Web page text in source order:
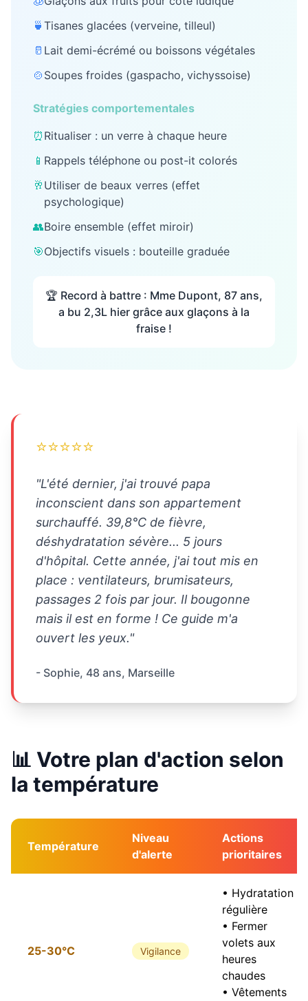
🍵 Tisanes glacées (verveine, tilleul)
🥛 Lait demi-écrémé ou boissons végétales
🍲 Soupes froides (gaspacho, vichyssoise)
Stratégies comportementales
⏰ Ritualiser : un verre à chaque heure
📱 Rappels téléphone ou post-it colorés
🥂 Utiliser de beaux verres (effet
psychologique)
👥Boire ensemble (effet miroir)
🎯Objectifs visuels : bouteille graduée
🏆 Record à battre : Mme Dupont, 87 ans,
a bu 2,3L hier grâce aux glaçons à la
fraise !
⭐⭐⭐⭐⭐
"L'été dernier, j'ai trouvé papa
inconscient dans son appartement
surchauffé. 39,8°C de fièvre,
déshydratation sévère... 5 jours
d'hôpital. Cette année, j'ai tout mis en
place : ventilateurs, brumisateurs,
passages 2 fois par jour. Il bougonne
mais il est en forme ! Ce guide m'a
ouvert les yeux."
- Sophie, 48 ans, Marseille
📊 Votre plan d'action selon
la température
Température
Niveau
d'alerte
Actions
prioritaires
25-30°C Vigilance
• Hydratation
régulière
• Fermer
volets aux
heures
chaudes
• Vêtements